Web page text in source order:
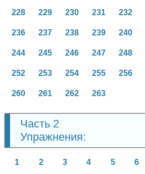
228 229 230 231 232
236 237 238 239 240
244 245 246 247 248
252 253 254 255 256
260 261 262 263
Часть 2
Упражнения:
1 2 3 4 5 6